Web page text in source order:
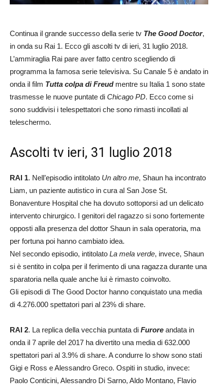
Continua il grande successo della serie tv The Good Doctor,
in onda su Rai 1. Ecco gli ascolti tv di ieri, 31 luglio 2018.
L’ammiraglia Rai pare aver fatto centro scegliendo di
programma la famosa serie televisiva. Su Canale 5 è andato in
onda il film Tutta colpa di Freud mentre su Italia 1 sono state
trasmesse le nuove puntate di Chicago PD. Ecco come si
sono suddivisi i telespettatori che sono rimasti incollati al
teleschermo.
Ascolti tv ieri, 31 luglio 2018
RAI 1. Nell’episodio intitolato Un altro me, Shaun ha incontrato
Liam, un paziente autistico in cura al San Jose St.
Bonaventure Hospital che ha dovuto sottoporsi ad un delicato
intervento chirurgico. I genitori del ragazzo si sono fortemente
opposti alla presenza del dottor Shaun in sala operatoria, ma
per fortuna poi hanno cambiato idea.
Nel secondo episodio, intitolato La mela verde, invece, Shaun
si è sentito in colpa per il ferimento di una ragazza durante una
sparatoria nella quale anche lui è rimasto coinvolto.
Gli episodi di The Good Doctor hanno conquistato una media
di 4.276.000 spettatori pari al 23% di share.
RAI 2. La replica della vecchia puntata di Furore andata in
onda il 7 aprile del 2017 ha divertito una media di 632.000
spettatori pari al 3.9% di share. A condurre lo show sono stati
Gigi e Ross e Alessandro Greco. Ospiti in studio, invece:
Paolo Conticini, Alessandro Di Sarno, Aldo Montano, Flavio